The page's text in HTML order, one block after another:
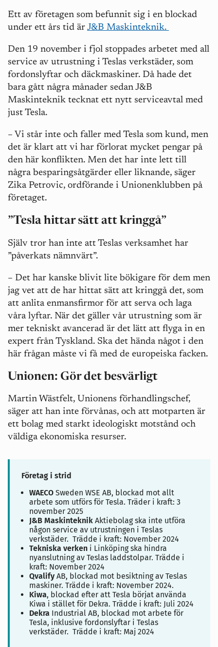
Ett av företagen som befunnit sig i en blockad
under ett års tid är J&B Maskinteknik.
Den 19 november i fjol stoppades arbetet med all
service av utrustning i Teslas verkstäder, som
fordonslyftar och däckmaskiner. Då hade det
bara gått några månader sedan J&B
Maskinteknik tecknat ett nytt serviceavtal med
just Tesla.
– Vi står inte och faller med Tesla som kund, men
det är klart att vi har förlorat mycket pengar på
den här konflikten. Men det har inte lett till
några besparingsåtgärder eller liknande, säger
Zika Petrovic, ordförande i Unionenklubben på
företaget.
”Tesla hittar sätt att kringgå”
Själv tror han inte att Teslas verksamhet har
”påverkats nämnvärt”.
– Det har kanske blivit lite bökigare för dem men
jag vet att de har hittat sätt att kringgå det, som
att anlita enmansfirmor för att serva och laga
våra lyftar. När det gäller vår utrustning som är
mer tekniskt avancerad är det lätt att flyga in en
expert från Tyskland. Ska det hända något i den
här frågan måste vi få med de europeiska facken.
Unionen: Gör det besvärligt
Martin Wästfelt, Unionens förhandlingschef,
säger att han inte förvånas, och att motparten är
ett bolag med starkt ideologiskt motstånd och
väldiga ekonomiska resurser.
Företag i strid
WAECO Sweden WSE AB, blockad mot allt
arbete som utförs för Tesla. Träder i kraft: 3
november 2025
J&B Maskinteknik Aktiebolag ska inte utföra
någon service av utrustningen i Teslas
verkstäder. Trädde i kraft: November 2024
Tekniska verken i Linköping ska hindra
nyanslutning av Teslas laddstolpar. Trädde i
kraft: November 2024
Qvalify AB, blockad mot besiktning av Teslas
maskiner. Trädde i kraft: November 2024.
Kiwa, blockad efter att Tesla börjat använda
Kiwa i stället för Dekra. Trädde i kraft: Juli 2024
Dekra Industrial AB, blockad mot arbete för
Tesla, inklusive fordonslyftar i Teslas
verkstäder. Trädde i kraft: Maj 2024